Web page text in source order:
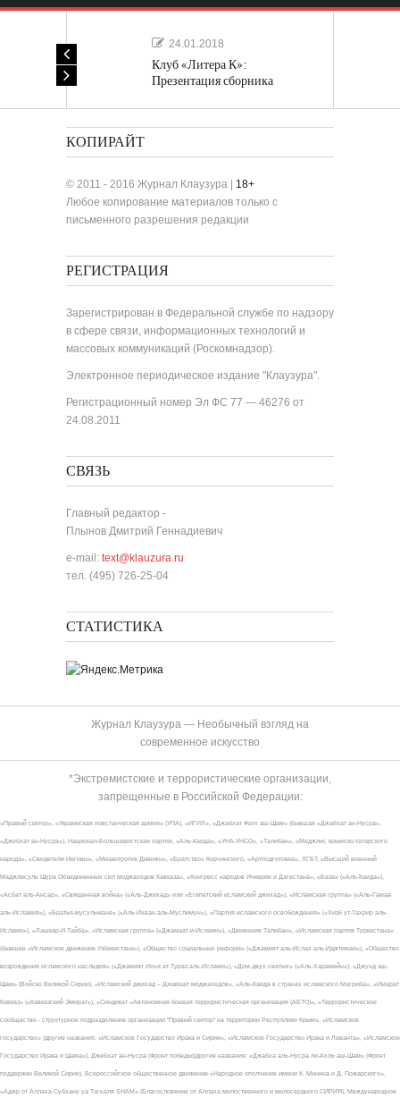
24.01.2018
Клуб «Литера К»:
Презентация сборника
КОПИРАЙТ
© 2011 - 2016 Журнал Клаузура | 18+
Любое копирование материалов только с
письменного разрешения редакции
РЕГИСТРАЦИЯ
Зарегистрирован в Федеральной службе по надзору
в сфере связи, информационных технологий и
массовых коммуникаций (Роскомнадзор).
Электронное периодическое издание "Клаузура".
Регистрационный номер Эл ФС 77 — 46276 от
24.08.2011
СВЯЗЬ
Главный редактор -
Плынов Дмитрий Геннадиевич
e-mail: text@klauzura.ru
тел. (495) 726-25-04
СТАТИСТИКА
Журнал Клаузура — Необычный взгляд на
современное искусство
*Экстремистские и террористические организации,
запрещенные в Российской Федерации:
«Правый сектор», «Украинская повстанческая армия» (УПА), «ИГИЛ», «Джабхат Фатх аш-Шам» (бывшая «Джабхат ан-Нусра»,
«Джебхат ан-Нусра»), Национал-Большевистская партия, «Аль-Каида», «УНА-УНСО», «Талибан», «Меджлис крымско-татарского
народа», «Свидетели Иеговы», «Мизантропик Дивижн», «Братство» Корчинского, «Артподготовка», ЛГБТ, «Высший военный
Маджлисуль Шура Объединенных сил моджахедов Кавказа», «Конгресс народов Ичкерии и Дагестана», «База» («Аль-Каида»),
«Асбат аль-Ансар», «Священная война» («Аль-Джихад» или «Египетский исламский джихад»), «Исламская группа» («Аль-Гамаа
аль-Исламия»), «Братья-мусульмане» («Аль-Ихван аль-Муслимун»), «Партия исламского освобождения» («Хизб ут-Тахрир аль-
Ислами»), «Лашкар-И-Тайба», «Исламская группа» («Джамаат-и-Ислами»), «Движение Талибан», «Исламская партия Туркестана»
(бывшее «Исламское движение Узбекистана»), «Общество социальных реформ» («Джамият аль-Ислах аль-Иджтимаи»), «Общество
возрождения исламского наследия» («Джамият Ихья ат-Тураз аль-Ислами»), «Дом двух святых» («Аль-Харамейн»), «Джунд аш-
Шам» (Войско Великой Сирии), «Исламский джихад – Джамаат моджахедов», «Аль-Каида в странах исламского Магриба», «Имарат
Кавказ» («Кавказский Эмират»), «Синдикат «Автономная боевая террористическая организация (АБТО)», «Террористическое
сообщество - структурное подразделение организации "Правый сектор" на территории Республики Крым», «Исламское
государство» (другие названия: «Исламское Государство Ирака и Сирии», «Исламское Государство Ирака и Леванта», «Исламское
Государство Ирака и Шама»), Джебхат ан-Нусра (Фронт победы)(другие названия: «Джабха аль-Нусра ли-Ахль аш-Шам» (Фронт
поддержки Великой Сирии), Всероссийское общественное движение «Народное ополчение имени К. Минина и Д. Пожарского»,
«Аджр от Аллаха Субхану уа Тагьаля SHAM» (Благословение от Аллаха милоственного и милосердного СИРИЯ), Международное